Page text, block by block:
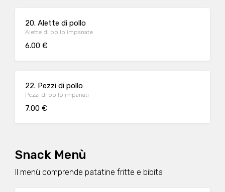
20. Alette di pollo
Alette di pollo impanate
6.00 €
22. Pezzi di pollo
Pezzi di pollo impanati
7.00 €
Snack Menù
Il menù comprende patatine fritte e bibita